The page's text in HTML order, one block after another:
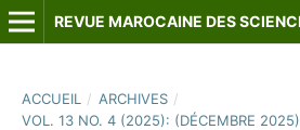
ACCUEIL / ARCHIVES /
VOL. 13 NO. 4 (2025): (DÉCEMBRE 2025)